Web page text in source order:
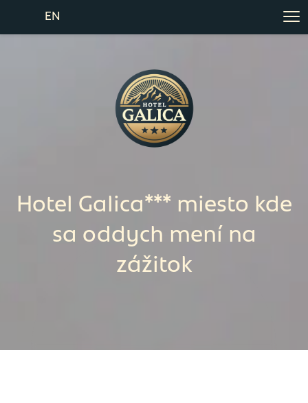
EN
Hotel Galica*** miesto kde
sa oddych mení na
zážitok